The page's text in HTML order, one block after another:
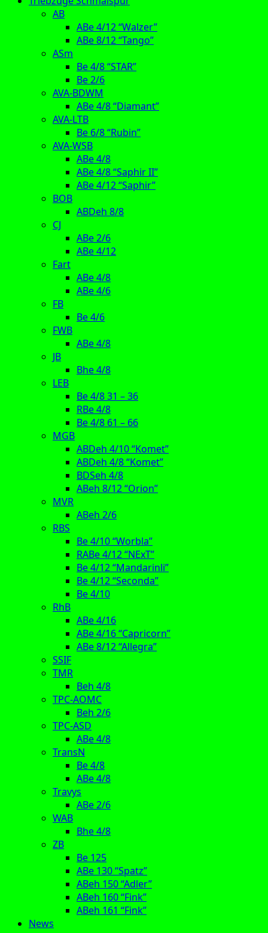
AB
ABe 4/12 “Walzer”
ABe 8/12 “Tango”
ASm
Be 4/8 “STAR”
Be 2/6
AVA-BDWM
ABe 4/8 “Diamant”
AVA-LTB
Be 6/8 “Rubin”
AVA-WSB
ABe 4/8
ABe 4/8 “Saphir II”
ABe 4/12 “Saphir”
BOB
ABDeh 8/8
CJ
ABe 2/6
ABe 4/12
Fart
ABe 4/8
ABe 4/6
FB
Be 4/6
FWB
ABe 4/8
JB
Bhe 4/8
LEB
Be 4/8 31 – 36
RBe 4/8
Be 4/8 61 – 66
MGB
ABDeh 4/10 “Komet”
ABDeh 4/8 “Komet”
BDSeh 4/8
ABeh 8/12 “Orion”
MVR
ABeh 2/6
RBS
Be 4/10 “Worbla”
RABe 4/12 “NExT”
Be 4/12 “Mandarinli”
Be 4/12 “Seconda”
Be 4/10
RhB
ABe 4/16
ABe 4/16 “Capricorn”
ABe 8/12 “Allegra”
SSIF
TMR
Beh 4/8
TPC-AOMC
Beh 2/6
TPC-ASD
ABe 4/8
TransN
Be 4/8
ABe 4/8
Travys
ABe 2/6
WAB
Bhe 4/8
ZB
Be 125
ABe 130 “Spatz”
ABeh 150 “Adler”
ABeh 160 “Fink”
ABeh 161 “Fink”
News